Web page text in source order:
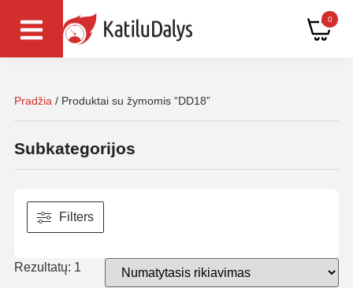
0
Pradžia / Produktai su žymomis “DD18”
Subkategorijos
Filters
Rezultatų: 1